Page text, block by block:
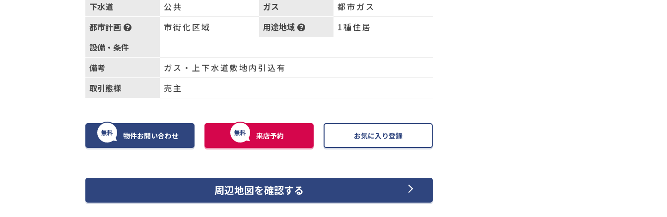
下水道
公共 ガス
都市ガス
都市計画
市街化区域 用途地域
1種住居
設備・条件
備考
ガス・上下水道敷地内引込有
取引態様
売主
無料 物件お問い合わせ 無料 来店予約 お気に入り登録
周辺地図を確認する